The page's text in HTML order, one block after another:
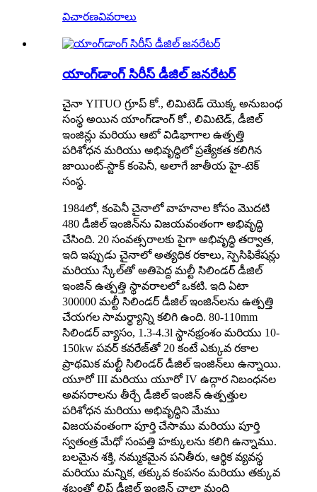
విచారణవివరాలు
యాంగ్‌డాంగ్ సిరీస్ డీజిల్ జనరేటర్
చైనా YITUO గ్రూప్ కో., లిమిటెడ్ యొక్క అనుబంధ
సంస్థ అయిన యాంగ్‌డాంగ్ కో., లిమిటెడ్, డీజిల్
ఇంజిన్లు మరియు ఆటో విడిభాగాల ఉత్పత్తి
పరిశోధన మరియు అభివృద్ధిలో ప్రత్యేకత కలిగిన
జాయింట్-స్టాక్ కంపెనీ, అలాగే జాతీయ హై-టెక్
సంస్థ.
1984లో, కంపెనీ చైనాలో వాహనాల కోసం మొదటి
480 డీజిల్ ఇంజిన్‌ను విజయవంతంగా అభివృద్ధి
చేసింది. 20 సంవత్సరాలకు పైగా అభివృద్ధి తర్వాత,
ఇది ఇప్పుడు చైనాలో అత్యధిక రకాలు, స్పెసిఫికేషన్లు
మరియు స్కేల్‌తో అతిపెద్ద మల్టీ సిలిండర్ డీజిల్
ఇంజిన్ ఉత్పత్తి స్థావరాలలో ఒకటి. ఇది ఏటా
300000 మల్టీ సిలిండర్ డీజిల్ ఇంజిన్‌లను ఉత్పత్తి
చేయగల సామర్థ్యాన్ని కలిగి ఉంది. 80-110mm
సిలిండర్ వ్యాసం, 1.3-4.3l స్థానభ్రంశం మరియు 10-
150kw పవర్ కవరేజ్‌తో 20 కంటే ఎక్కువ రకాల
ప్రాథమిక మల్టీ సిలిండర్ డీజిల్ ఇంజిన్‌లు ఉన్నాయి.
యూరో III మరియు యూరో IV ఉద్గార నిబంధనల
అవసరాలను తీర్చే డీజిల్ ఇంజిన్ ఉత్పత్తుల
పరిశోధన మరియు అభివృద్ధిని మేము
విజయవంతంగా పూర్తి చేసాము మరియు పూర్తి
స్వతంత్ర మేధో సంపత్తి హక్కులను కలిగి ఉన్నాము.
బలమైన శక్తి, నమ్మకమైన పనితీరు, ఆర్థిక వ్యవస్థ
మరియు మన్నిక, తక్కువ కంపనం మరియు తక్కువ
శబ్దంతో లిఫ్ట్ డీజిల్ ఇంజిన్ చాలా మంది